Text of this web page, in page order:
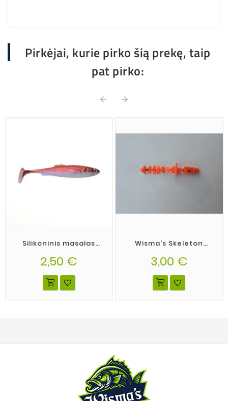
Pirkėjai, kurie pirko šią prekę, taip
pat pirko:
 
Silikoninis masalas
spalva 03
2,50 €
Wisma's Skeleton
3,00 €